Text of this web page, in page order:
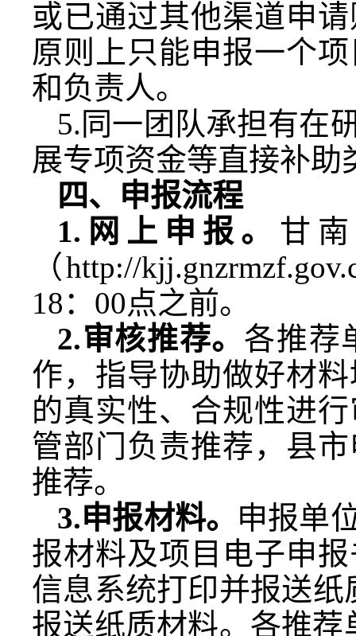
或已通过其他渠道申
原则上只能申报一个
和负责人。
5.同一团队承担有在
展专项资金等直接补
四、申报流程
1.网上申报。 甘
（http://
18：00点之前。
2.审核推荐。 各推荐
作，指导协助做好材
的真实性、合规性进
管部门负责推荐，县
推荐。
3.申报材料。 申报单
报材料及项目电子申
信息系统打印并报送
报送纸质材料。各推